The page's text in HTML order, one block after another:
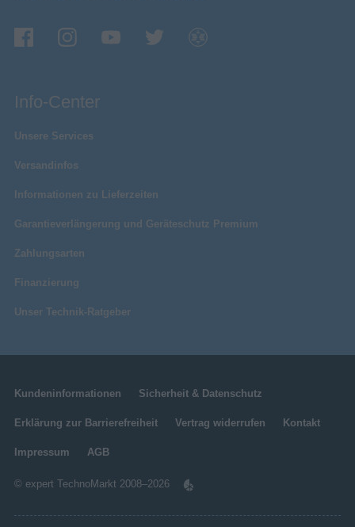
Info-Center
Unsere Services
Versandinfos
Informationen zu Lieferzeiten
Garantieverlängerung und Geräteschutz Premium
Zahlungsarten
Finanzierung
Unser Technik-Ratgeber
Kundeninformationen Sicherheit & Datenschutz
Erklärung zur Barrierefreiheit Vertrag widerrufen Kontakt
Impressum AGB
© expert TechnoMarkt 2008–2026